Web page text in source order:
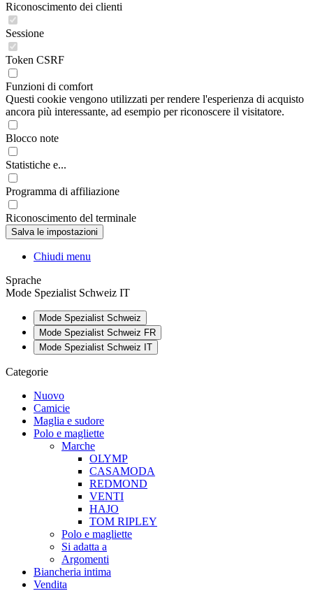
Riconoscimento dei clienti
Sessione
Token CSRF
Funzioni di comfort
Questi cookie vengono utilizzati per rendere l'esperienza di acquisto
ancora più interessante, ad esempio per riconoscere il visitatore.
Blocco note
Statistiche e...
Programma di affiliazione
Riconoscimento del terminale
Chiudi menu
Sprache
Mode Spezialist Schweiz IT
Mode Spezialist Schweiz
Mode Spezialist Schweiz FR
Mode Spezialist Schweiz IT
Categorie
Nuovo
Camicie
Maglia e sudore
Polo e magliette
Marche
OLYMP
CASAMODA
REDMOND
VENTI
HAJO
TOM RIPLEY
Polo e magliette
Si adatta a
Argomenti
Biancheria intima
Vendita